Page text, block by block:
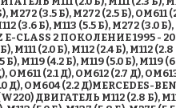
M272 (3.5 Б), M272 (2.5 Б), OM611
(3.6 Б), M113 (5.5 Б), M272 (3.0 Б),
E-CLASS 2 ПОКОЛЕНИЕ 1995 -
(2.0 Б), M112 (2.4 Б), M112 (2.8
Б), M119 (4.2 Б), M119 (5.0 Б), M119
(2.1 Д), OM612 (2.7 Д),
Д), OM604 (2.2 Д)MERCEDES-
ДВИГАТЕЛЬ M112 (2.8 Б),